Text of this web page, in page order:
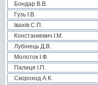
Бондар В.В.
Гузь І.В.
Івахів С.П.
Констанкевич І.М.
Лубінець Д.В.
Молоток І.Ф.
Палиця І.П.
Скороход А.К.